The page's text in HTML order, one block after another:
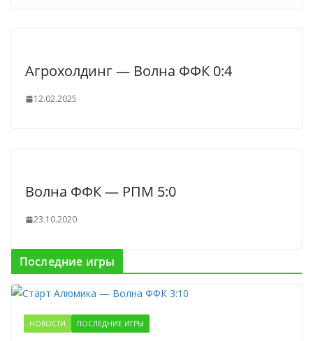
Агрохолдинг — Волна ФФК 0:4
12.02.2025
Волна ФФК — РПМ 5:0
23.10.2020
Последние игры
НОВОСТИ ПОСЛЕДНИЕ ИГРЫ